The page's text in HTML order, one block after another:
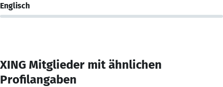
Englisch
XING Mitglieder mit ähnlichen
Profilangaben